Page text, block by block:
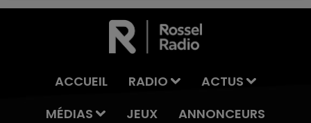
ACCUEIL RADIO
ACTUS
MÉDIAS
JEUX ANNONCEURS